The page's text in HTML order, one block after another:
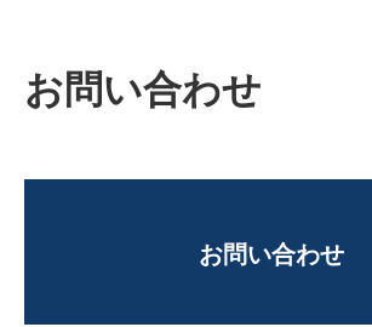
お問い合わせ
お問い合わせ